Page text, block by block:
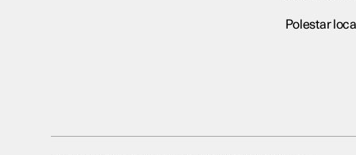
Polestar